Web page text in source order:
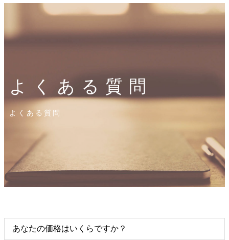
よくある質問
よくある質問
あなたの価格はいくらですか？